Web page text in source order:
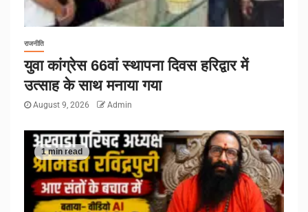
राजनीति
युवा कांग्रेस 66वां स्थापना दिवस हरिद्वार में
उत्साह के साथ मनाया गया
August 9, 2026 Admin
1 min read